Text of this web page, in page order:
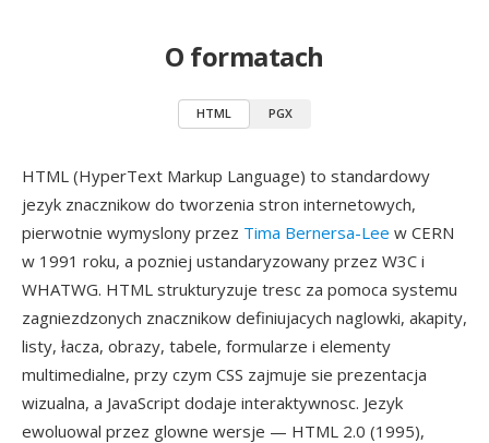
O formatach
HTML PGX
HTML (HyperText Markup Language) to standardowy
jezyk znacznikow do tworzenia stron internetowych,
pierwotnie wymyslony przez Tima Bernersa-Lee w CERN
w 1991 roku, a pozniej ustandaryzowany przez W3C i
WHATWG. HTML strukturyzuje tresc za pomoca systemu
zagniezdzonych znacznikow definiujacych naglowki, akapity,
listy, łacza, obrazy, tabele, formularze i elementy
multimedialne, przy czym CSS zajmuje sie prezentacja
wizualna, a JavaScript dodaje interaktywnosc. Jezyk
ewoluowal przez glowne wersje — HTML 2.0 (1995),